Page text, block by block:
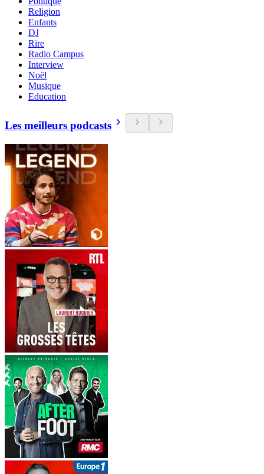
Religion
Enfants
DJ
Rire
Radio Campus
Interview
Noël
Musique
Education
Les meilleurs podcasts